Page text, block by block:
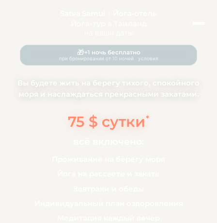
🎁+1 ночь бесплатно
при бронировании от 10 ночей · условия
Вы будете жить на берегу тихого, спокойного
моря и наслаждаться прекрасными закатами.
75 $ сутки*